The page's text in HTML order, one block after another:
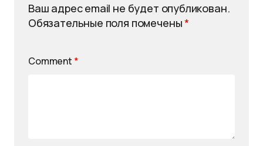
Ваш адрес email не будет опубликован.
Обязательные поля помечены*
Comment *